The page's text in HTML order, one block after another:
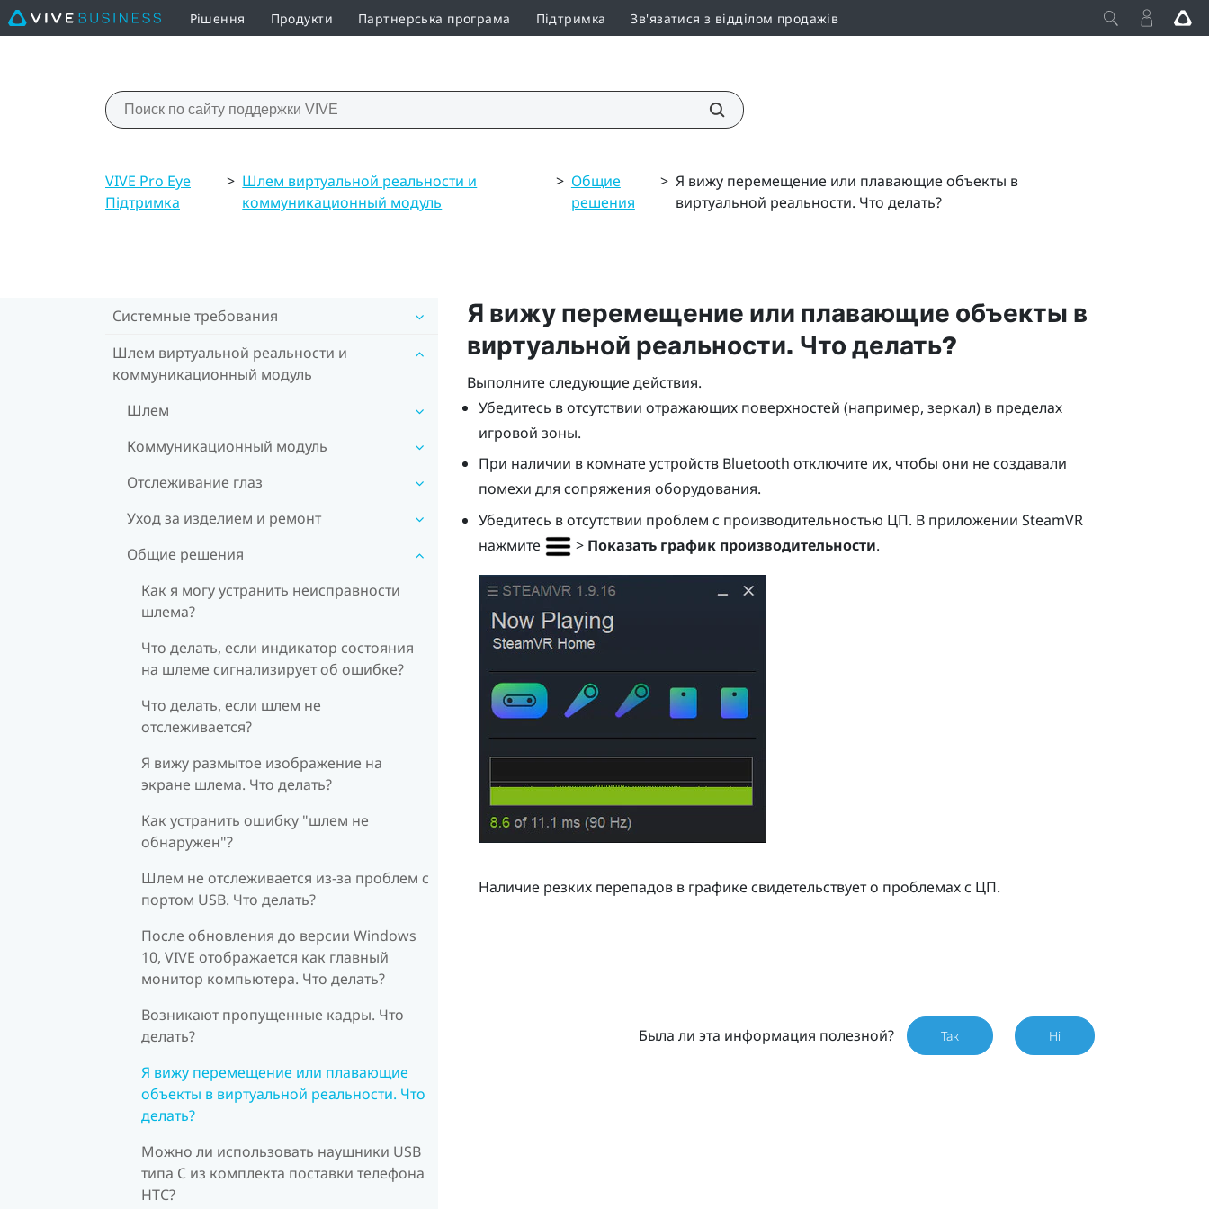
Рішення Продукти Партнерська програма Підтримка Зв'язатися з відділом продажів
VIVE Pro Eye
Підтримка
> Шлем виртуальной реальности и
коммуникационный модуль
> Общие
решения
> Я вижу перемещение или плавающие объекты в
виртуальной реальности. Что делать?
Системные требования
Шлем виртуальной реальности и
коммуникационный модуль
Шлем
Коммуникационный модуль
Отслеживание глаз
Уход за изделием и ремонт
Общие решения
Как я могу устранить неисправности
шлема?
Что делать, если индикатор состояния
на шлеме сигнализирует об ошибке?
Что делать, если шлем не
отслеживается?
Я вижу размытое изображение на
экране шлема. Что делать?
Как устранить ошибку "шлем не
обнаружен"?
Шлем не отслеживается из-за проблем с
портом USB. Что делать?
После обновления до версии Windows
10, VIVE отображается как главный
монитор компьютера. Что делать?
Возникают пропущенные кадры. Что
делать?
Я вижу перемещение или плавающие
объекты в виртуальной реальности. Что
делать?
Можно ли использовать наушники USB
типа C из комплекта поставки телефона
HTC?
Я вижу перемещение или плавающие объекты в
виртуальной реальности. Что делать?
Выполните следующие действия.
Убедитесь в отсутствии отражающих поверхностей (например, зеркал) в пределах
игровой зоны.
При наличии в комнате устройств Bluetooth отключите их, чтобы они не создавали
помехи для сопряжения оборудования.
Убедитесь в отсутствии проблем с производительностью ЦП. В приложении SteamVR
нажмите
> Показать график производительности.
Наличие резких перепадов в графике свидетельствует о проблемах с ЦП.
Была ли эта информация полезной? Так Ні